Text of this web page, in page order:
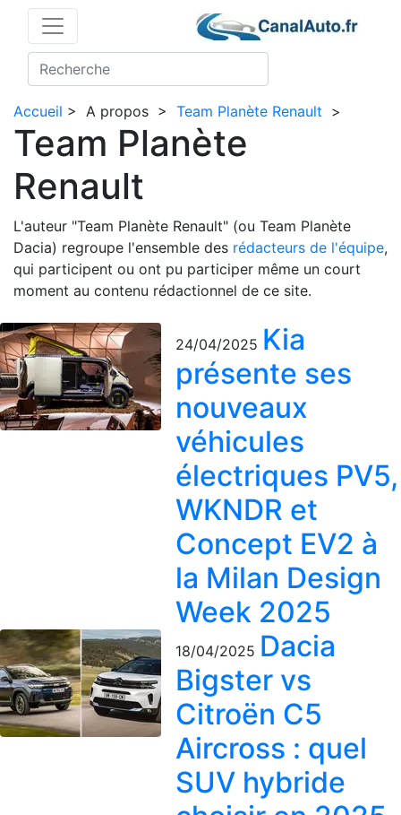
Accueil > A propos > Team Planète Renault >
Team Planète
Renault
L'auteur "Team Planète Renault" (ou Team Planète
Dacia) regroupe l'ensemble des rédacteurs de l'équipe,
qui participent ou ont pu participer même un court
moment au contenu rédactionnel de ce site.
24/04/2025 Kia
présente ses
nouveaux
véhicules
électriques PV5,
WKNDR et
Concept EV2 à
la Milan Design
Week 2025
18/04/2025 Dacia
Bigster vs
Citroën C5
Aircross : quel
SUV hybride